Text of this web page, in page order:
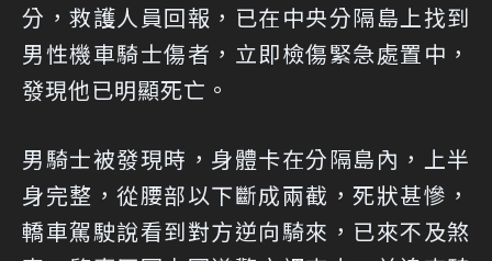
分，救護人員回報，已在中央分隔島上找到
男性機車騎士傷者，立即檢傷緊急處置中，
發現他已明顯死亡。
男騎士被發現時，身體卡在分隔島內，上半
身完整，從腰部以下斷成兩截，死狀甚慘，
轎車駕駛說看到對方逆向騎來，已來不及煞